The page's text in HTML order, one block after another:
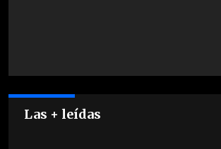
Las + leídas